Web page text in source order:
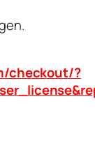
checkout/?